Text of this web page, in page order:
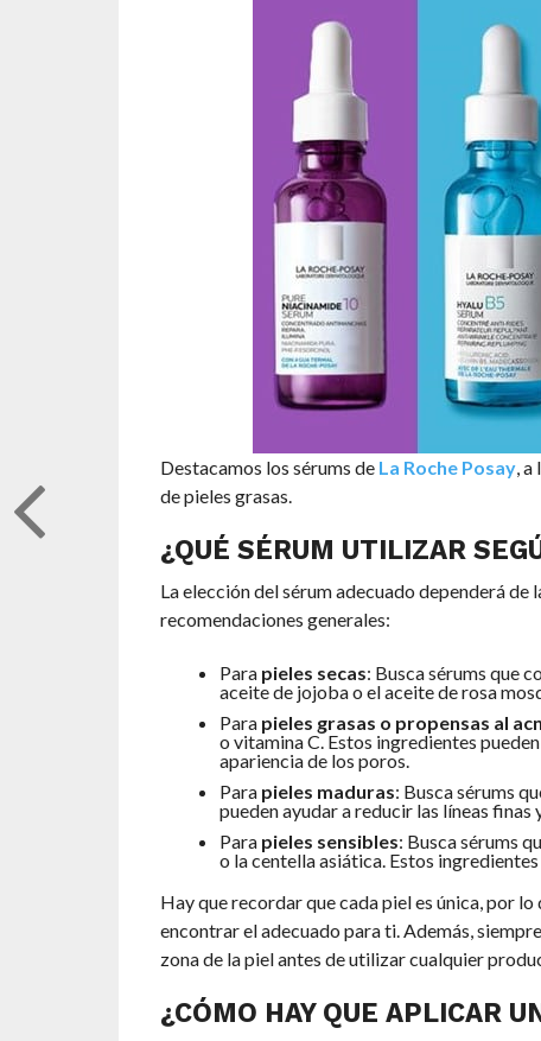
Destacamos los sérums de La Roche Posay, a
de pieles grasas.
¿QUÉ SÉRUM UTILIZAR
La elección del sérum adecuado dependerá de
recomendaciones generales:
Para pieles secas: Busca sérums que
aceite de jojoba o el aceite de rosa
Para pieles grasas o propensas al
o vitamina C. Estos ingredientes
apariencia de los poros.
Para pieles maduras: Busca sérums
pueden ayudar a reducir las líneas
Para pieles sensibles: Busca sérums
o la centella asiática. Estos
Hay que recordar que cada piel es única, por
encontrar el adecuado para ti. Además,
zona de la piel antes de utilizar cualquier
¿CÓMO HAY QUE APLICAR